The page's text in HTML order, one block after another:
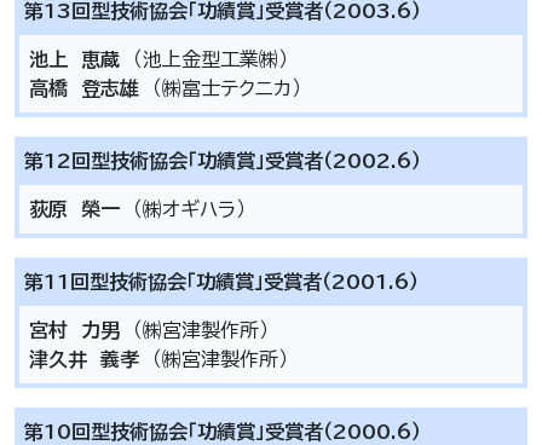
第13回型技術協会「功績賞」受賞者（2003.6）
池上 恵蔵 （池上金型工業㈱）
高橋 登志雄 （㈱富士テクニカ）
第12回型技術協会「功績賞」受賞者（2002.6）
荻原 榮一 （㈱オギハラ）
第11回型技術協会「功績賞」受賞者（2001.6）
宮村 力男 （㈱宮津製作所）
津久井 義孝 （㈱宮津製作所）
第10回型技術協会「功績賞」受賞者（2000.6）